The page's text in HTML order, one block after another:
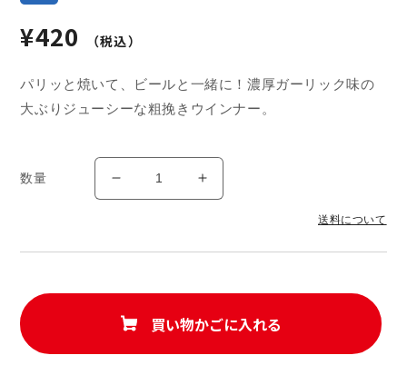
通
常
価
¥420 （税込）
パリッと焼いて、ビールと一緒に！濃厚ガーリック味の
大ぶりジューシーな粗挽きウインナー。
数量
ジ
ー
シ
粗
ジ
ー
シ
送料について
買い物かごに入れる